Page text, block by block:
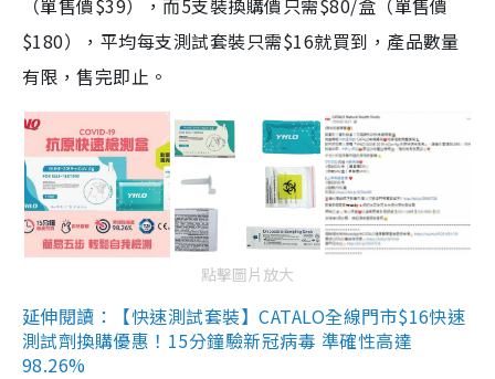
（單售價$39），而5支裝換購價只需$80/盒（單售價
$180），平均每支測試套裝只需$16就買到，產品數量
有限，售完即止。
點擊圖片放大
延伸閱讀：【快速測試套裝】CATALO全線門市$16快速
測試劑換購優惠！15分鐘驗新冠病毒 準確性高達
98.26%